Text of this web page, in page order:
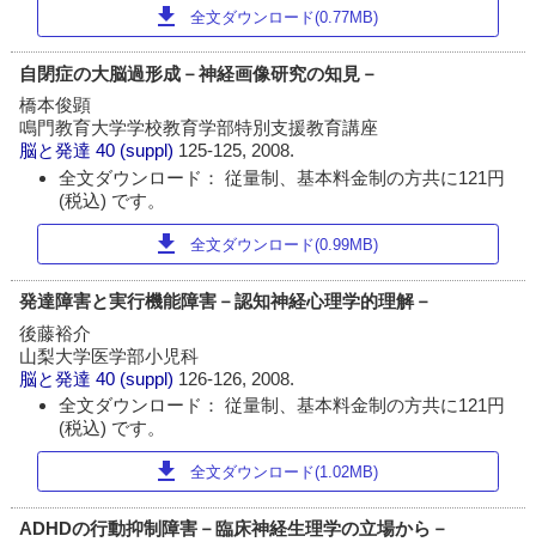
download 全文ダウンロード(0.77MB)
自閉症の大脳過形成－神経画像研究の知見－
橋本俊顕
鳴門教育大学学校教育学部特別支援教育講座
脳と発達 40 (suppl) 125-125, 2008.
全文ダウンロード： 従量制、基本料金制の方共に121円
(税込) です。
download 全文ダウンロード(0.99MB)
発達障害と実行機能障害－認知神経心理学的理解－
後藤裕介
山梨大学医学部小児科
脳と発達 40 (suppl) 126-126, 2008.
全文ダウンロード： 従量制、基本料金制の方共に121円
(税込) です。
download 全文ダウンロード(1.02MB)
ADHDの行動抑制障害－臨床神経生理学の立場から－